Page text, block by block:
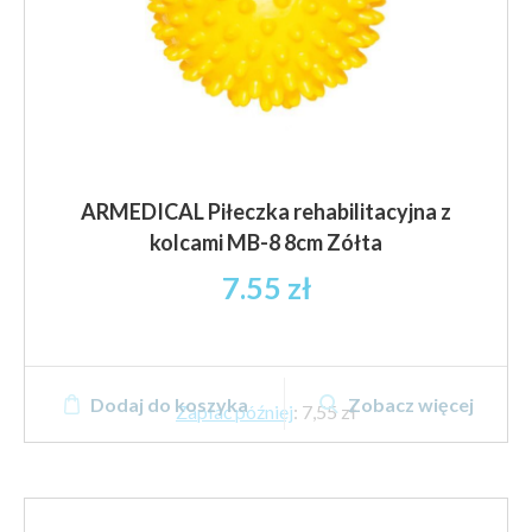
ARMEDICAL Piłeczka rehabilitacyjna z
kolcami MB-8 8cm Zółta
7.55 zł
Zapłać później: 7,55 zł
Dodaj do koszyka Zobacz więcej